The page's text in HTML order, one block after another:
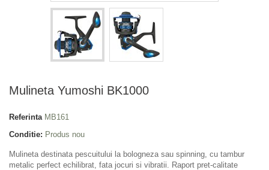
Mulineta Yumoshi BK1000
Referinta MB161
Conditie: Produs nou
Mulineta destinata pescuitului la bologneza sau spinning, cu tambur
metalic perfect echilibrat, fata jocuri si vibratii. Raport pret-calitate